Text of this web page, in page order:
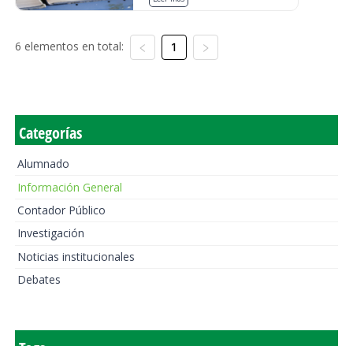
6 elementos en total: 1
Categorías
Alumnado
Información General
Contador Público
Investigación
Noticias institucionales
Debates